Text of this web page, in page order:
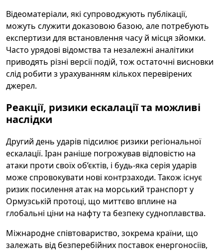
Відеоматеріали, які супроводжують публікації,
можуть служити доказовою базою, але потребують
експертизи для встановлення часу й місця зйомки.
Часто урядові відомства та незалежні аналітики
приводять різні версії подій, тож остаточні висновки
слід робити з урахуванням кількох перевірених
джерел.
Реакції, ризики ескалації та можливі
наслідки
Другий день ударів підсилює ризики регіональної
ескалації. Іран раніше погрожував відповістю на
атаки проти своїх об’єктів, і будь-яка серія ударів
може спровокувати нові контрзаходи. Також існує
ризик посилення атак на морський транспорт у
Ормузській протоці, що миттєво вплине на
глобальні ціни на нафту та безпеку судноплавства.
Міжнародне співтовариство, зокрема країни, що
залежать від безперебійних поставок енергоносіїв,